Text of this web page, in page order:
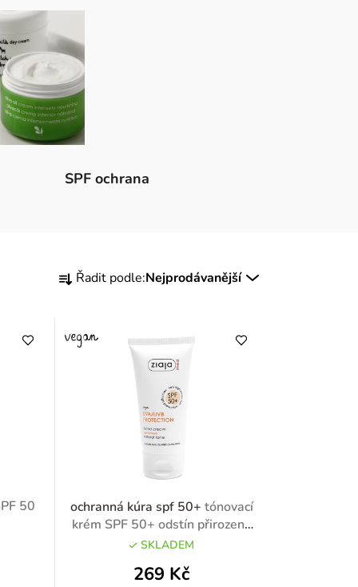
SPF ochrana
Ř
z
Řadit podle:Nejprodávanější
50
ochranná kúra spf 50+ tónovací
krém SPF 50+ odstín přirozený
50ml
SKLADEM
269 Kč